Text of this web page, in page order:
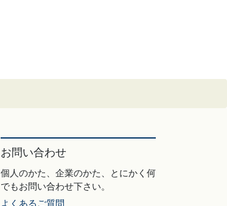
お問い合わせ
個人のかた、企業のかた、とにかく何
でもお問い合わせ下さい。
よくあるご質問